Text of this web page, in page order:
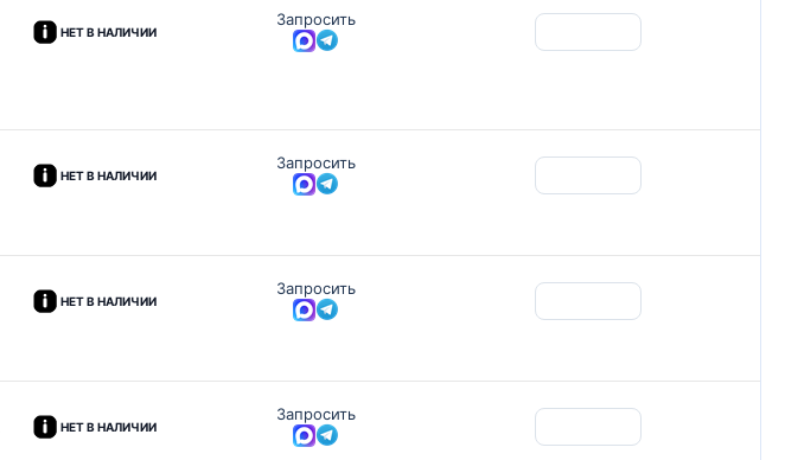
НЕТ В НАЛИЧИИ
Запросить
НЕТ В НАЛИЧИИ
Запросить
НЕТ В НАЛИЧИИ
Запросить
НЕТ В НАЛИЧИИ
Запросить